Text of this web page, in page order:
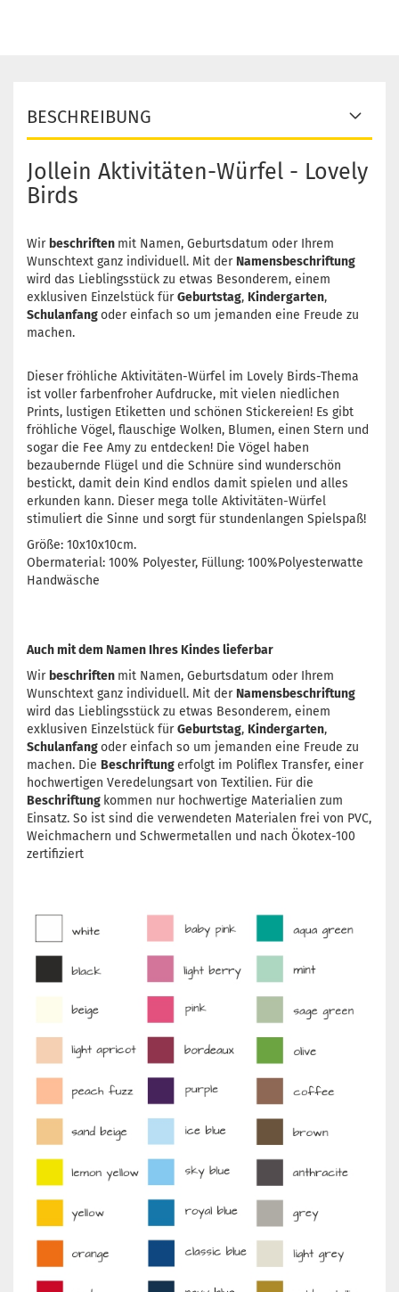
BESCHREIBUNG
Jollein Aktivitäten-Würfel - Lovely
Birds
Wir beschriften mit Namen, Geburtsdatum oder Ihrem
Wunschtext ganz individuell. Mit der Namensbeschriftung
wird das Lieblingsstück zu etwas Besonderem, einem
exklusiven Einzelstück fürGeburtstag, Kindergarten,
Schulanfangoder einfach so um jemanden eine Freude zu
machen.
Dieser fröhliche Aktivitäten-Würfel im Lovely Birds-Thema
ist voller farbenfroher Aufdrucke, mit vielen niedlichen
Prints, lustigen Etiketten und schönen Stickereien! Es gibt
fröhliche Vögel, flauschige Wolken, Blumen, einen Stern und
sogar die Fee Amy zu entdecken! Die Vögel haben
bezaubernde Flügel und die Schnüre sind wunderschön
bestickt, damit dein Kind endlos damit spielen und alles
erkunden kann. Dieser mega tolle Aktivitäten-Würfel
stimuliert die Sinne und sorgt für stundenlangen Spielspaß!
Größe: 10x10x10cm.
Obermaterial: 100% Polyester, Füllung: 100%Polyesterwatte
Handwäsche
Auch mit dem Namen Ihres Kindes lieferbar
Wir beschriften mit Namen, Geburtsdatum oder Ihrem
Wunschtext ganz individuell. Mit der Namensbeschriftung
wird das Lieblingsstück zu etwas Besonderem, einem
exklusiven Einzelstück fürGeburtstag, Kindergarten,
Schulanfangoder einfach so um jemanden eine Freude zu
machen. Die Beschriftungerfolgt im Poliflex Transfer, einer
hochwertigen Veredelungsart von Textilien. Für die
Beschriftung kommen nur hochwertige Materialien zum
Einsatz. So ist sind die verwendeten Materialen frei von PVC,
Weichmachern und Schwermetallen und nach Ökotex-100
zertifiziert